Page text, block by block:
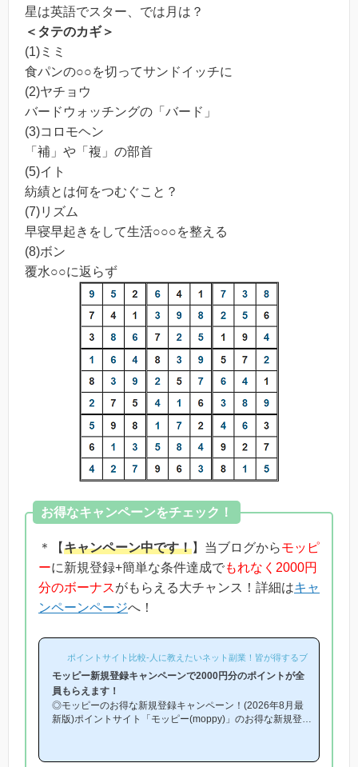
星は英語でスター、では月は？
＜タテのカギ＞
(1)ミミ
食パンの○○を切ってサンドイッチに
(2)ヤチョウ
バードウォッチングの「バード」
(3)コロモヘン
「補」や「複」の部首
(5)イト
紡績とは何をつむぐこと？
(7)リズム
早寝早起きをして生活○○○を整える
(8)ボン
覆水○○に返らず
お得なキャンペーンをチェック！
＊【キャンペーン中です！】当ブログからモッピ
ーに新規登録+簡単な条件達成でもれなく2000円
分のボーナスがもらえる大チャンス！詳細はキャ
ンペーンページへ！
ポイントサイト比較-人に教えたいネット副業！皆が得するブログ-
モッピー新規登録キャンペーンで2000円分のポイントが全
員もらえます！
◎モッピーのお得な新規登録キャンペーン！(2026年8月最
新版)ポイントサイト「モッピー(moppy)」のお得な新規登録
得に入会できる時期や方法はあるの？」という方は必見で